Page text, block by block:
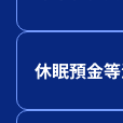
休眠預金